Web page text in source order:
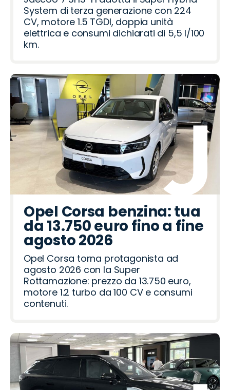
System di terza generazione con 224
CV, motore 1.5 TGDI, doppia unità
elettrica e consumi dichiarati di 5,5 l/100
km.
Opel Corsa benzina: tua
da 13.750 euro fino a fine
agosto 2026
Opel Corsa torna protagonista ad
agosto 2026 con la Super
Rottamazione: prezzo da 13.750 euro,
motore 1.2 turbo da 100 CV e consumi
contenuti.